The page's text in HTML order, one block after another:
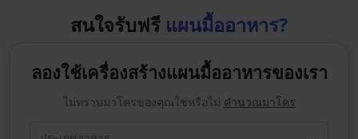
สนใจรับฟรี แผนมื้ออาหาร?
ลองใช้เครื่องสร้างแผนมื้ออาหารของเรา
ไม่ทราบมาโครของคุณใช่หรือไม่ คำนวณมาโคร